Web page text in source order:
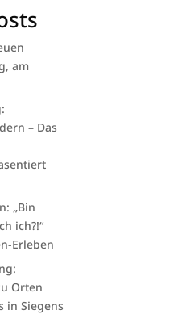
am
– Das
„Bin
ich?!“
Erleben
Orten
in Siegens